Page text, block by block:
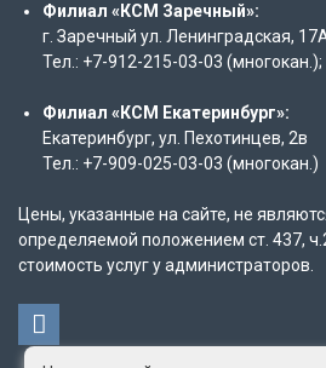
Филиал «КСМ Заречный»:
г. Заречный ул. Ленинградская,
Тел.: +7-912-215-03-03 (многокан.);
Филиал «КСМ Екатеринбург»:
Екатеринбург, ул. Пехотинцев, 2в
Тел.: +7-909-025-03-03 (многокан.)
Цены, указанные на сайте, не
определяемой положением ст. 437,
стоимость услуг у администраторов.